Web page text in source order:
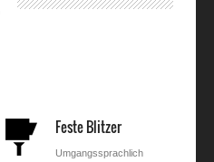
Feste Blitzer
Umgangssprachlich